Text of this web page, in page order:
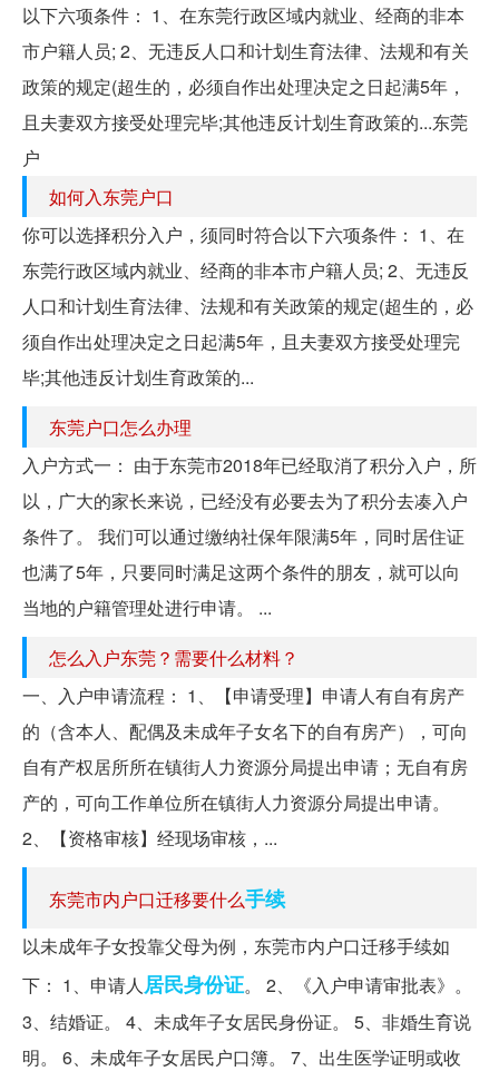
以下六项条件： 1、在东莞行政区域内就业、经商的非本
市户籍人员; 2、无违反人口和计划生育法律、法规和有关
政策的规定(超生的，必须自作出处理决定之日起满5年，
且夫妻双方接受处理完毕;其他违反计划生育政策的...东莞
户
如何入东莞户口
你可以选择积分入户，须同时符合以下六项条件： 1、在
东莞行政区域内就业、经商的非本市户籍人员; 2、无违反
人口和计划生育法律、法规和有关政策的规定(超生的，必
须自作出处理决定之日起满5年，且夫妻双方接受处理完
毕;其他违反计划生育政策的...
东莞户口怎么办理
入户方式一： 由于东莞市2018年已经取消了积分入户，所
以，广大的家长来说，已经没有必要去为了积分去凑入户
条件了。 我们可以通过缴纳社保年限满5年，同时居住证
也满了5年，只要同时满足这两个条件的朋友，就可以向
当地的户籍管理处进行申请。 ...
怎么入户东莞？需要什么材料？
一、入户申请流程： 1、【申请受理】申请人有自有房产
的（含本人、配偶及未成年子女名下的自有房产），可向
自有产权居所所在镇街人力资源分局提出申请；无自有房
产的，可向工作单位所在镇街人力资源分局提出申请。
2、【资格审核】经现场审核，...
东莞市内户口迁移要什么手续
以未成年子女投靠父母为例，东莞市内户口迁移手续如
下： 1、申请人居民身份证。 2、《入户申请审批表》。
3、结婚证。 4、未成年子女居民身份证。 5、非婚生育说
明。 6、未成年子女居民户口簿。 7、出生医学证明或收